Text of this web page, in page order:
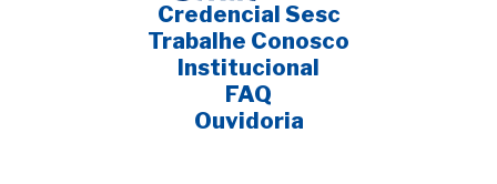
Credencial Sesc
Trabalhe Conosco
Institucional
FAQ
Ouvidoria